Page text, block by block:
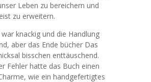
Leben zu bereichern und
zu erweitern.
knackig und die Handlung
aber das Ende bücher Das
bisschen enttäuschend.
Fehler hatte das Buch einen
wie ein handgefertigtes